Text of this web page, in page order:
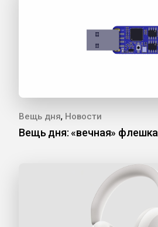
Вещь дня, Новости
Вещь дня: «вечная» флешка